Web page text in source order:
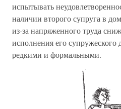
испытывать
наличии второго супруга в
из-за напряженного труда
исполнения его супружеского
редкими и формальными.